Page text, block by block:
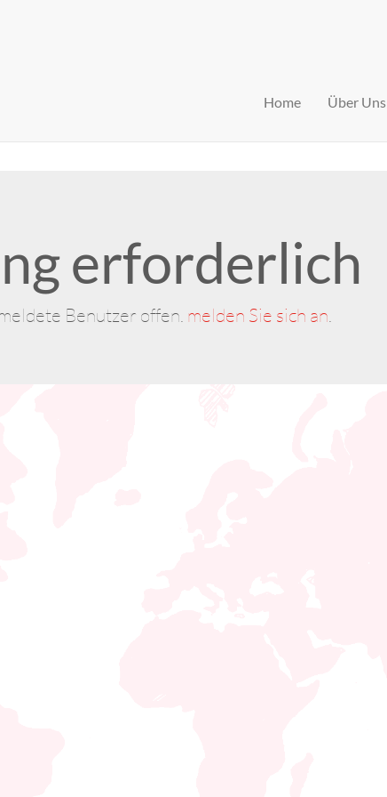
Home Über Uns
erforderlich
Benutzer offen. melden Sie sich an